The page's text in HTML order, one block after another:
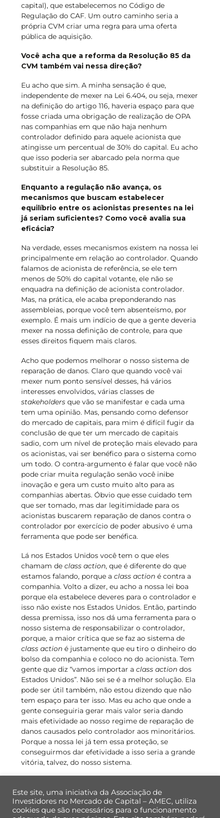
capital), que estabelecemos no Código de
Regulação do CAF. Um outro caminho seria a
própria CVM criar uma regra para uma oferta
pública de aquisição.
Você acha que a reforma da Resolução 85 da
CVM também vai nessa direção?
Eu acho que sim. A minha sensação é que,
independente de mexer na Lei 6.404, ou seja, mexer
na definição do artigo 116, haveria espaço para que
fosse criada uma obrigação de realização de OPA
nas companhias em que não haja nenhum
controlador definido para aquele acionista que
atingisse um percentual de 30% do capital. Eu acho
que isso poderia ser abarcado pela norma que
substituir a Resolução 85.
Enquanto a regulação não avança, os
mecanismos que buscam estabelecer
equilíbrio entre os acionistas presentes na lei
já seriam suficientes? Como você avalia sua
eficácia?
Na verdade, esses mecanismos existem na nossa lei
principalmente em relação ao controlador. Quando
falamos de acionista de referência, se ele tem
menos de 50% do capital votante, ele não se
enquadra na definição de acionista controlador.
Mas, na prática, ele acaba preponderando nas
assembleias, porque você tem absenteísmo, por
exemplo. É mais um indício de que a gente deveria
mexer na nossa definição de controle, para que
esses direitos fiquem mais claros.
Acho que podemos melhorar o nosso sistema de
reparação de danos. Claro que quando você vai
mexer num ponto sensível desses, há vários
interesses envolvidos, várias classes de
stakeholdersque vão se manifestar e cada uma
tem uma opinião. Mas, pensando como defensor
do mercado de capitais, para mim é difícil fugir da
conclusão de que ter um mercado de capitais
sadio, com um nível de proteção mais elevado para
os acionistas, vai ser benéfico para o sistema como
um todo. O contra-argumento é falar que você não
pode criar muita regulação senão você inibe
inovação e gera um custo muito alto para as
companhias abertas. Óbvio que esse cuidado tem
que ser tomado, mas dar legitimidade para os
acionistas buscarem reparação de danos contra o
controlador por exercício de poder abusivo é uma
ferramenta que pode ser benéfica.
Lá nos Estados Unidos você tem o que eles
chamam de class action, que é diferente do que
estamos falando, porque a class actioné contra a
companhia. Volto a dizer, eu acho a nossa lei boa
porque ela estabelece deveres para o controlador e
isso não existe nos Estados Unidos. Então, partindo
dessa premissa, isso nos dá uma ferramenta para o
nosso sistema de responsabilizar o controlador,
porque, a maior crítica que se faz ao sistema de
class actioné justamente que eu tiro o dinheiro do
bolso da companhia e coloco no do acionista. Tem
gente que diz “vamos importar a class actiondos
Estados Unidos”. Não sei se é a melhor solução. Ela
pode ser útil também, não estou dizendo que não
tem espaço para ter isso. Mas eu acho que onde a
gente conseguiria gerar mais valor seria dando
mais efetividade ao nosso regime de reparação de
danos causados pelo controlador aos minoritários.
Porque a nossa lei já tem essa proteção, se
conseguirmos dar efetividade a isso seria a grande
vitória, talvez, do nosso sistema.
Este site, uma iniciativa da Associação de
Investidores no Mercado de Capital – AMEC, utiliza
cookies que são necessários para o funcionamento